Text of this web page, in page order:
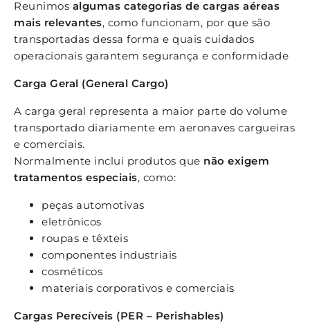
Reunimos algumas categorias de cargas aéreas
mais relevantes, como funcionam, por que são
transportadas dessa forma e quais cuidados
operacionais garantem segurança e conformidade
Carga Geral (General Cargo)
A carga geral representa a maior parte do volume
transportado diariamente em aeronaves cargueiras
e comerciais.
Normalmente inclui produtos que não exigem
tratamentos especiais, como:
peças automotivas
eletrônicos
roupas e têxteis
componentes industriais
cosméticos
materiais corporativos e comerciais
Cargas Perecíveis (PER – Perishables)